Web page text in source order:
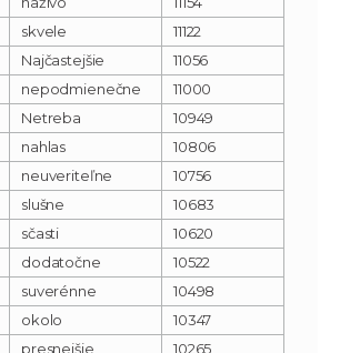
skvele
11122
Najčastejšie
11056
nepodmienečne
11000
Netreba
10949
nahlas
10806
neuveriteľne
10756
slušne
10683
sčasti
10620
dodatočne
10522
suverénne
10498
okolo
10347
presnejšie
10265